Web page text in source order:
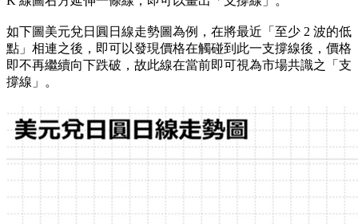
如下圖美元兌日圓日線走勢圖為例，在將最近「至少 2 波的低
點」相連之後，即可以發現價格在觸碰到此一支撐線後，價格
即不再繼續向下跌破，故此線在當前即可視為市場共識之「支
撐線」。